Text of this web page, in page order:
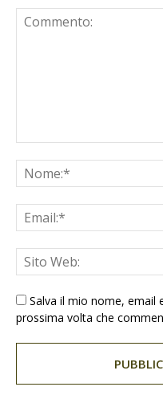
Salva il mio nome, email
prossima volta che